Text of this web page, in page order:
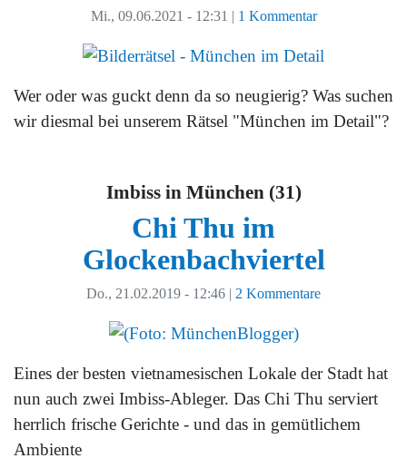
Mi., 09.06.2021 - 12:31 1 Kommentar
Wer oder was guckt denn da so neugierig? Was suchen
wir diesmal bei unserem Rätsel "München im Detail"?
Imbiss in München (31)
Chi Thu im
Glockenbachviertel
Do., 21.02.2019 - 12:46 | 2 Kommentare
Eines der besten vietnamesischen Lokale der Stadt hat
nun auch zwei Imbiss-Ableger. Das Chi Thu serviert
herrlich frische Gerichte - und das in gemütlichem
Ambiente